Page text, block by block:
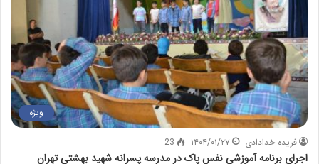
ویژه
فریده خدادادی ۱۴۰۴/۰۱/۲۷ 23
اجرای برنامه آموزشی نفس پاک در مدرسه پسرانه شهید بهشتی تهران